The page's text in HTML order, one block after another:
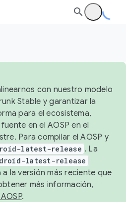
con nuestro modelo
Stable y garantizar la
para el ecosistema,
en el AOSP en el
Para compilar el AOSP y
latest-release . La
latest-release
la versión más reciente que
más información,
.